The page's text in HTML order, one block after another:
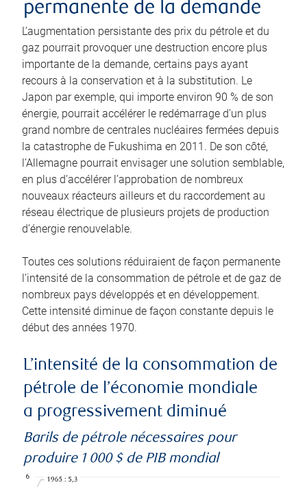
permanente de la demande
L’augmentation persistante des prix du pétrole et du
gaz pourrait provoquer une destruction encore plus
importante de la demande, certains pays ayant
recours à la conservation et à la substitution. Le
Japon par exemple, qui importe environ 90 % de son
énergie, pourrait accélérer le redémarrage d’un plus
grand nombre de centrales nucléaires fermées depuis
la catastrophe de Fukushima en 2011. De son côté,
l’Allemagne pourrait envisager une solution semblable,
en plus d’accélérer l’approbation de nombreux
nouveaux réacteurs ailleurs et du raccordement au
réseau électrique de plusieurs projets de production
d’énergie renouvelable.
Toutes ces solutions réduiraient de façon permanente
l’intensité de la consommation de pétrole et de gaz de
nombreux pays développés et en développement.
Cette intensité diminue de façon constante depuis le
début des années 1970.
L’intensité de la consommation de
pétrole de l’économie mondiale
a progressivement diminué
Barils de pétrole nécessaires pour
produire 1 000 $ de PIB mondial